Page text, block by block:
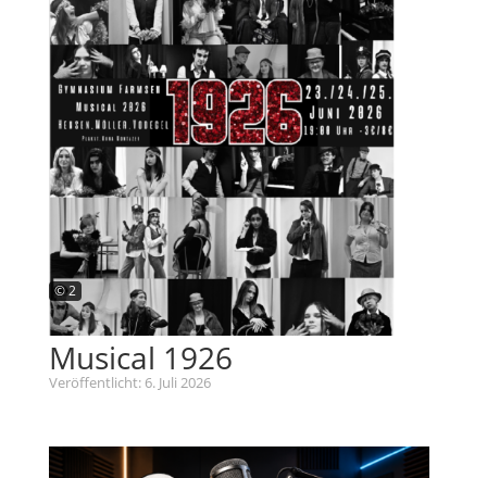
© 2
Musical 1926
Veröffentlicht: 6. Juli 2026